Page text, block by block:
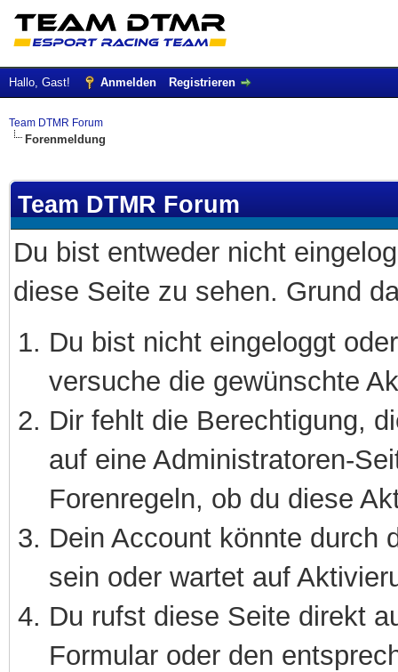
Hallo, Gast! Anmelden Registrieren
Team DTMR Forum
Forenmeldung
Team DTMR Forum
Du bist entweder nicht
diese Seite zu sehen. Grund
Du bist nicht eingeloggt
versuche die gewünschte
Dir fehlt die Berechtigung,
auf eine Administratoren-
Forenregeln, ob du diese
Dein Account könnte durch
sein oder wartet auf
Du rufst diese Seite direkt
Formular oder den